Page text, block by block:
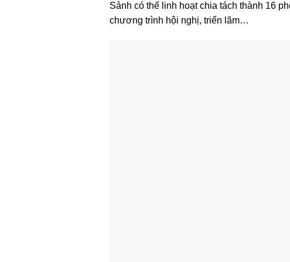
Sảnh có thể linh hoạt chia tách thành 16
chương trình hội nghị, triển lãm…